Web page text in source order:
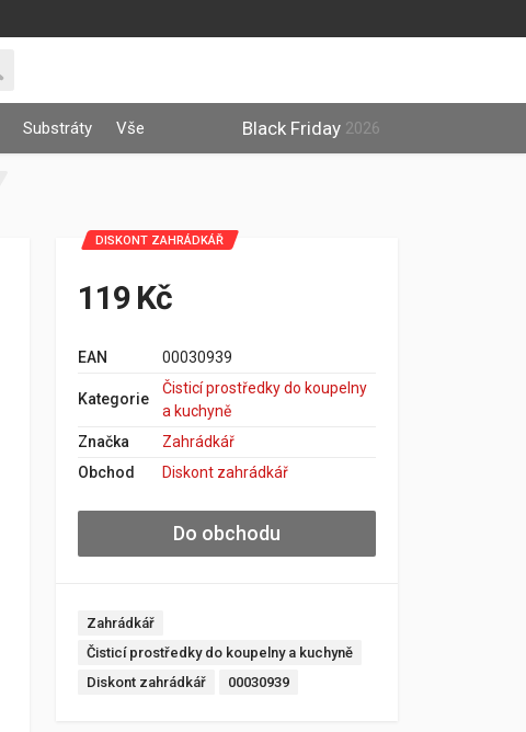
Substráty Vše Black Friday 2026
DISKONT ZAHRÁDKÁŘ
119 Kč
EAN 00030939
Kategorie
Čisticí prostředky do koupelny
a kuchyně
Značka
Zahrádkář
Obchod
Diskont zahrádkář
Do obchodu
Zahrádkář
Čisticí prostředky do koupelny a kuchyně
Diskont zahrádkář
00030939